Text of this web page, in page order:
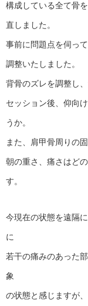
構成している全て骨
直しました。
事前に問題点を伺っ
調整いたしました。
背骨のズレを調整し
セッション後、仰向
うか。
また、肩甲骨周りの
朝の重さ、痛さはど
す。
今現在の状態を遠隔
に
若干の痛みのあった
象
の状態と感じますが